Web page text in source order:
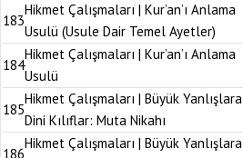
183
Hikmet Çalışmaları | Kur’an’ı Anlama
Usulü (Usule Dair Temel Ayetler)
184
Hikmet Çalışmaları | Kur’an’ı Anlama
Usulü
185
Hikmet Çalışmaları | Büyük Yanlışlara
Dini Kılıflar: Muta Nikahı
186
Hikmet Çalışmaları | Büyük Yanlışlara